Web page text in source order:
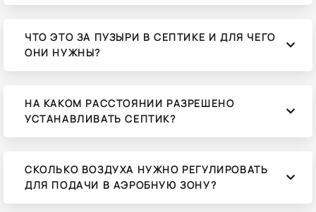
ЧТО ЭТО ЗА ПУЗЫРИ В СЕПТИКЕ И ДЛЯ ЧЕГО
ОНИ НУЖНЫ?
НА КАКОМ РАССТОЯНИИ РАЗРЕШЕНО
УСТАНАВЛИВАТЬ СЕПТИК?
СКОЛЬКО ВОЗДУХА НУЖНО РЕГУЛИРОВАТЬ
ДЛЯ ПОДАЧИ В АЭРОБНУЮ ЗОНУ?